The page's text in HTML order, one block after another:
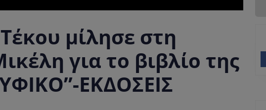
μίλησε στη
για το βιβλίο της
ΕΚΔΟΣΕΙΣ